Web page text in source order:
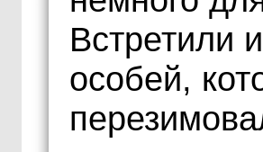
Встретили
особей,